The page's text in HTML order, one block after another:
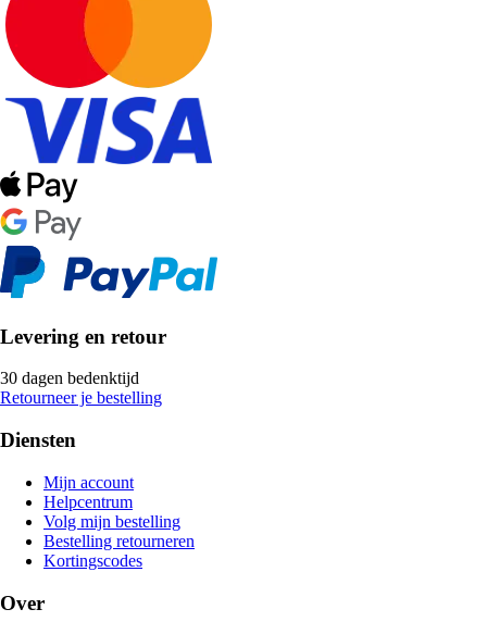
Levering en retour
30 dagen bedenktijd
Retourneer je bestelling
Diensten
Mijn account
Helpcentrum
Volg mijn bestelling
Bestelling retourneren
Kortingscodes
Over